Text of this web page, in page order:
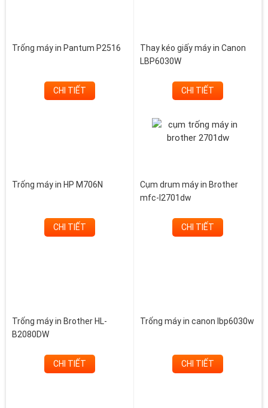
Trống máy in Pantum P2516
CHI TIẾT
Thay kéo giấy máy in Canon
LBP6030W
CHI TIẾT
Trống máy in HP M706N
CHI TIẾT
Cụm drum máy in Brother
mfc-l2701dw
CHI TIẾT
Trống máy in Brother HL-
B2080DW
CHI TIẾT
Trống máy in canon lbp6030w
CHI TIẾT